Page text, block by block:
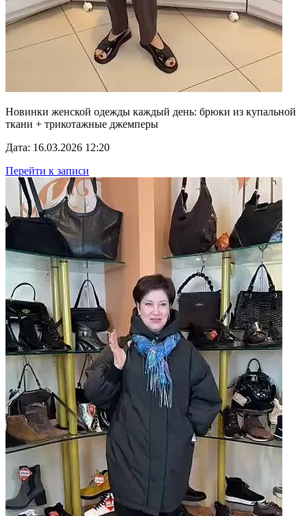
Новинки женской одежды каждый день: брюки из купальной
ткани + трикотажные джемперы
Дата: 16.03.2026 12:20
Перейти к записи